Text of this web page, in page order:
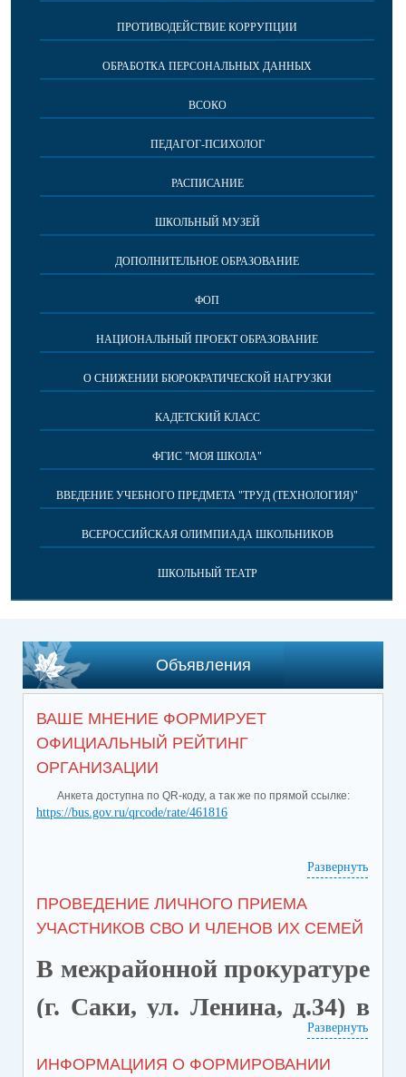
ПРОТИВОДЕЙСТВИЕ КОРРУПЦИИ
ОБРАБОТКА ПЕРСОНАЛЬНЫХ ДАННЫХ
ВСОКО
ПЕДАГОГ-ПСИХОЛОГ
РАСПИСАНИЕ
ШКОЛЬНЫЙ МУЗЕЙ
ДОПОЛНИТЕЛЬНОЕ ОБРАЗОВАНИЕ
ФОП
НАЦИОНАЛЬНЫЙ ПРОЕКТ ОБРАЗОВАНИЕ
О СНИЖЕНИИ БЮРОКРАТИЧЕСКОЙ НАГРУЗКИ
КАДЕТСКИЙ КЛАСС
ФГИС "МОЯ ШКОЛА"
ВВЕДЕНИЕ УЧЕБНОГО ПРЕДМЕТА "ТРУД (ТЕХНОЛОГИЯ)"
ВСЕРОССИЙСКАЯ ОЛИМПИАДА ШКОЛЬНИКОВ
ШКОЛЬНЫЙ ТЕАТР
Объявления
ВАШЕ МНЕНИЕ ФОРМИРУЕТ
ОФИЦИАЛЬНЫЙ РЕЙТИНГ
ОРГАНИЗАЦИИ
Анкета доступна по QR-коду, а так же по прямой ссылке:
https://bus.gov.ru/qrcode/rate/461816
Развернуть
ПРОВЕДЕНИЕ ЛИЧНОГО ПРИЕМА
УЧАСТНИКОВ СВО И ЧЛЕНОВ ИХ СЕМЕЙ
В межрайонной прокуратуре
(г. Саки, ул. Ленина, д.34) в
целях защиты и
Развернуть
ИНФОРМАЦИИЯ О ФОРМИРОВАНИИ